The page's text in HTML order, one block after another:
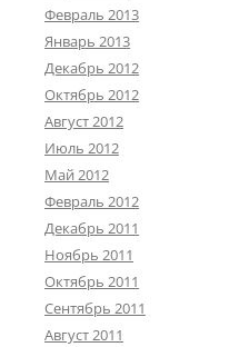
Февраль 2013
Январь 2013
Декабрь 2012
Октябрь 2012
Август 2012
Июль 2012
Май 2012
Февраль 2012
Декабрь 2011
Ноябрь 2011
Октябрь 2011
Сентябрь 2011
Август 2011